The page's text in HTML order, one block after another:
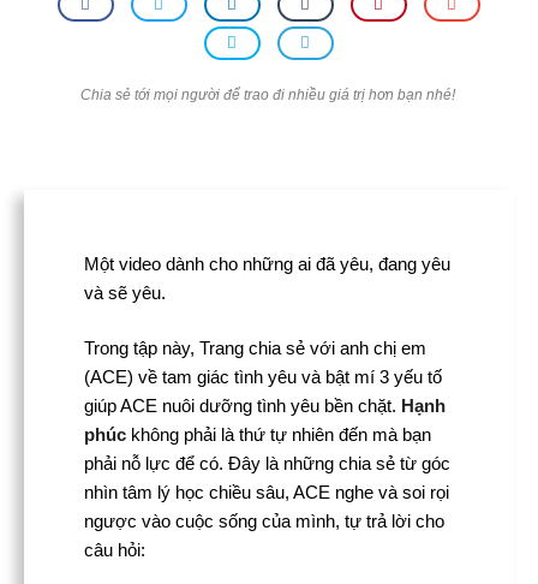
Chia sẻ tới mọi người để trao đi nhiều giá trị hơn bạn nhé!
Một video dành cho những ai đã yêu, đang yêu
và sẽ yêu.
Trong tập này, Trang chia sẻ với anh chị em
(ACE) về tam giác tình yêu và bật mí 3 yếu tố
giúp ACE nuôi dưỡng tình yêu bền chặt. Hạnh
phúc không phải là thứ tự nhiên đến mà bạn
phải nỗ lực để có. Đây là những chia sẻ từ góc
nhìn tâm lý học chiều sâu, ACE nghe và soi rọi
ngược vào cuộc sống của mình, tự trả lời cho
câu hỏi: